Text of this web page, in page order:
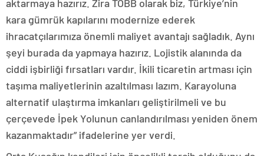
aktarmaya hazırız. Zira TOBB olarak biz, Türkiye’nin
kara gümrük kapılarını modernize ederek
ihracatçılarımıza önemli maliyet avantajı sağladık. Aynı
şeyi burada da yapmaya hazırız. Lojistik alanında da
ciddi işbirliği fırsatları vardır. İkili ticaretin artması için
taşıma maliyetlerinin azaltılması lazım. Karayoluna
alternatif ulaştırma imkanları geliştirilmeli ve bu
çerçevede İpek Yolunun canlandırılması yeniden önem
kazanmaktadır” ifadelerine yer verdi.